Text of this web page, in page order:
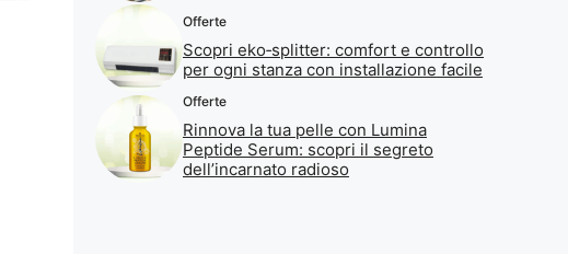
Offerte
Scopri eko‑splitter: comfort e controllo
per ogni stanza con installazione facile
Offerte
Rinnova la tua pelle con Lumina
Peptide Serum: scopri il segreto
dell’incarnato radioso